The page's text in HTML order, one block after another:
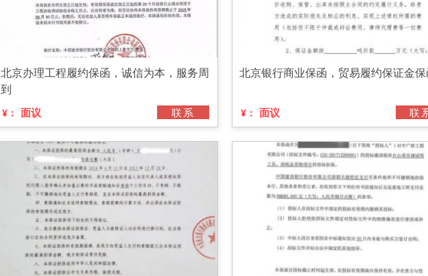
北京办理工程履约保函，诚信为本，服务周
到
¥： 面议 联系
北京银行商业保函，贸易履约保证金
¥： 面议 联